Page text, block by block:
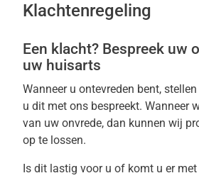
Klachtenregeling
Een klacht? Bespreek uw
uw huisarts
Wanneer u ontevreden bent,
u dit met ons bespreekt. Wanneer
van uw onvrede, dan kunnen wij
op te lossen.
Is dit lastig voor u of komt u er